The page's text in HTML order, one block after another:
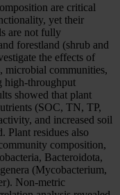
are critical
yet their
are not fully
forestland (shrub and
the effects of
microbial communities,
high-throughput
showed that plant
(SOC, TN, TP,
and increased soil
Plant residues also
composition,
Bacteroidota,
(Mycobacterium,
Non-metric